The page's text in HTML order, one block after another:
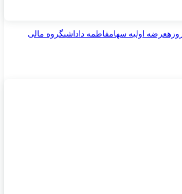
عرضه اولیه سهامفاطمه داداشیگروه مالی